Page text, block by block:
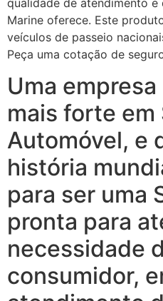
Marine oferece. Este
veículos de passeio
Peça uma cotação de
Uma
mais forte em
Automóvel, e
história
para ser uma
pronta para
necessidade
consumidor,